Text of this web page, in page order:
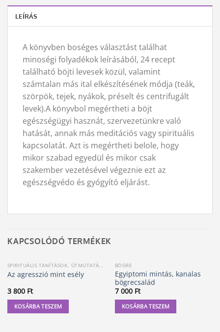
LEÍRÁS
A könyvben boséges választást találhat
minoségi folyadékok leírásából, 24 recept
található böjti levesek közül, valamint
számtalan más ital elkészítésének módja (teák,
szörpök, tejek, nyákok, préselt és centrifugált
levek).A könyvbol megértheti a böjt
egészségügyi hasznát, szervezetünkre való
hatását, annak más meditációs vagy spirituális
kapcsolatát. Azt is megértheti belole, hogy
mikor szabad egyedül és mikor csak
szakember vezetésével végeznie ezt az
egészségvédo és gyógyító eljárást.
KAPCSOLÓDÓ TERMÉKEK
SPIRITUÁLIS TANÍTÁSOK, ÚTMUTATÁSOK
Az agresszió mint esély
3 800 Ft
KOSÁRBA TESZEM
BÖGRE
Egyiptomi mintás, kanalas
bögrecsalád
7 000 Ft
KOSÁRBA TESZEM